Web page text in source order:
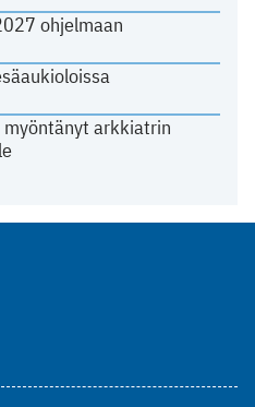
ohjelmaan
myöntänyt arkkiatrin